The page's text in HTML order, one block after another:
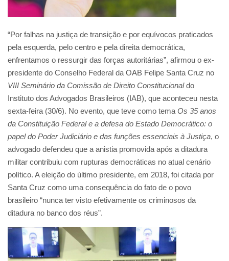
“Por falhas na justiça de transição e por equívocos praticados
pela esquerda, pelo centro e pela direita democrática,
enfrentamos o ressurgir das forças autoritárias”, afirmou o ex-
presidente do Conselho Federal da OAB Felipe Santa Cruz no
VIII Seminário da Comissão de Direito Constitucionaldo
Instituto dos Advogados Brasileiros (IAB), que aconteceu nesta
sexta-feira (30/6). No evento, que teve como tema Os 35 anos
da Constituição Federal e a defesa do Estado Democrático: o
papel do Poder Judiciário e das funções essenciais à Justiça, o
advogado defendeu que a anistia promovida após a ditadura
militar contribuiu com rupturas democráticas no atual cenário
político. A eleição do último presidente, em 2018, foi citada por
Santa Cruz como uma consequência do fato de o povo
brasileiro “nunca ter visto efetivamente os criminosos da
ditadura no banco dos réus”.